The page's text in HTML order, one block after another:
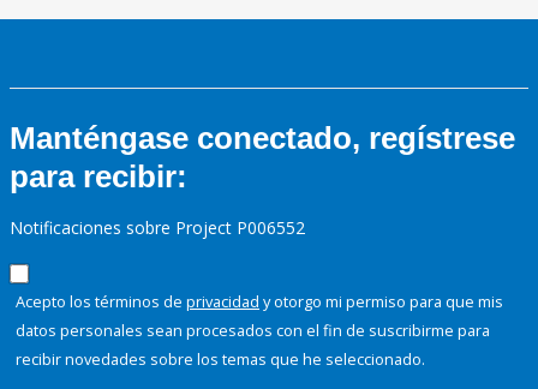
Manténgase conectado, regístrese
para recibir:
Notificaciones sobre Project P006552
Acepto los términos de privacidad y otorgo mi permiso para que mis
datos personales sean procesados con el fin de suscribirme para
recibir novedades sobre los temas que he seleccionado.